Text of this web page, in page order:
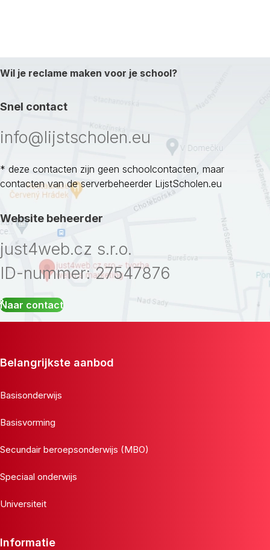
Wil je reclame maken voor je school?
Snel contact
info@lijstscholen.eu
* deze contacten zijn geen schoolcontacten, maar
contacten van de serverbeheerder LijstScholen.eu
Website beheerder
just4web.cz s.r.o.
ID-nummer: 27547876
Naar contact
Belangrijkste aanbod
Basisonderwijs
Basisvorming
Secundair beroepsonderwijs (MBO)
Speciaal onderwijs
Universiteit
Informatie